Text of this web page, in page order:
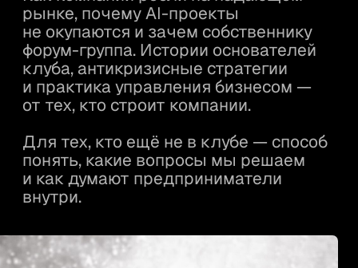
05
ВСТУПЛЕНИЕ
с Михаилом Кучментом.
Онбординг
Финальный разговор
с Викторией Иконниковой —
о ценностях и ожиданиях обеих
сторон. Отбор работает в обе
стороны.
Интервью с CEO ЭВОЛЮТ